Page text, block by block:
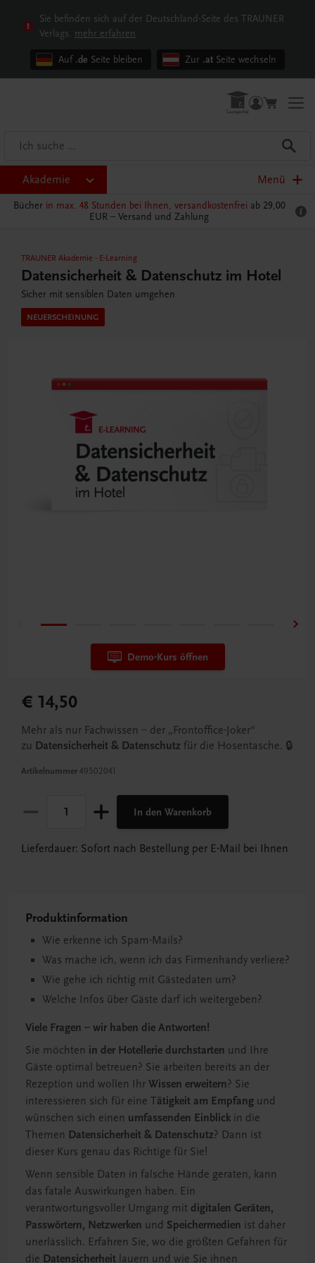
Sie befinden sich auf der Deutschland-Seite des TRAUNER
Verlags. mehr erfahren
Auf .de Seite bleiben Zur .at Seite wechseln
Akademie Menü
Bücher in max. 48 Stunden bei Ihnen, versandkostenfrei ab 29,00
EUR – Versand und Zahlung
TRAUNER Akademie - E-Learning
Datensicherheit & Datenschutz im Hotel
Sicher mit sensiblen Daten umgehen
NEUERSCHEINUNG
Demo-Kurs öffnen
€ 14,50
Mehr als nur Fachwissen – der „Frontoffice-Joker“
zu Datensicherheit & Datenschutz für die Hosentasche. 🔒
Artikelnummer49502041
In den Warenkorb
Lieferdauer: Sofort nach Bestellung per E-Mail bei Ihnen
Produktinformation
Wie erkenne ich Spam-Mails?
Was mache ich, wenn ich das Firmenhandy verliere?
Wie gehe ich richtig mit Gästedaten um?
Welche Infos über Gäste darf ich weitergeben?
Viele Fragen – wir haben die Antworten!
Sie möchten in der Hotellerie durchstarten und Ihre
Gäste optimal betreuen? Sie arbeiten bereits an der
Rezeption und wollen Ihr Wissen erweitern? Sie
interessieren sich für eine Tätigkeit am Empfang und
wünschen sich einen umfassenden Einblick in die
Themen Datensicherheit & Datenschutz? Dann ist
dieser Kurs genau das Richtige für Sie!
Wenn sensible Daten in falsche Hände geraten, kann
das fatale Auswirkungen haben. Ein
verantwortungsvoller Umgang mit digitalen Geräten,
Passwörtern, Netzwerken und Speichermedien ist daher
unerlässlich. Erfahren Sie, wo die größten Gefahren für
die Datensicherheit lauern und wie Sie ihnen